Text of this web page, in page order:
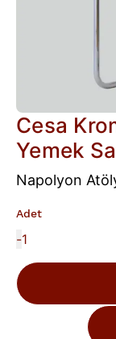
Cesa
Yemek
Napolyon
Adet
-